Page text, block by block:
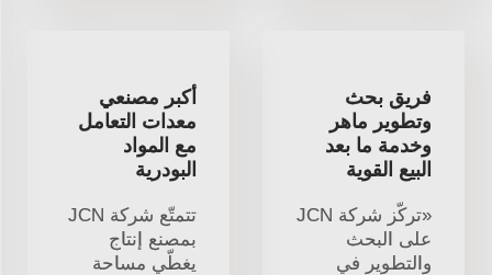
فريق بحث
وتطوير ماهر
وخدمة ما بعد
البيع القوية
«تركّز شركة JCN
على البحث
والتطوير في
أكبر مصنعي
معدات التعامل
مع المواد
البودرية
تتمتّع شركة JCN
بمصنع إنتاج
يغطّي مساحة